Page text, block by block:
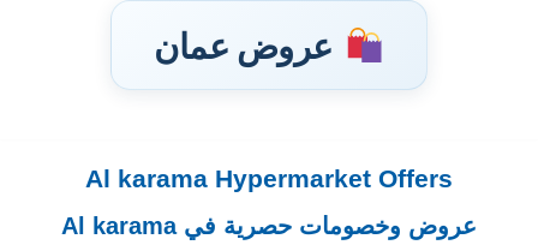
عروض عمان
Al karama Hypermarket Offers
عروض وخصومات حصرية في Al karama